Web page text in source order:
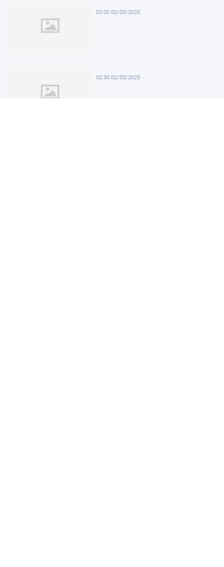
03:00 02/03/2025
02:30 02/03/2025